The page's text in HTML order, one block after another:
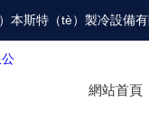
本斯特（tè）製冷設備有
網站首頁